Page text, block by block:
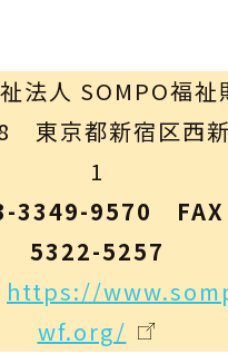
法人 SOMPO福祉
東京都新宿区西
1
3349-9570 FAX
5322-5257
https://
wf.org/